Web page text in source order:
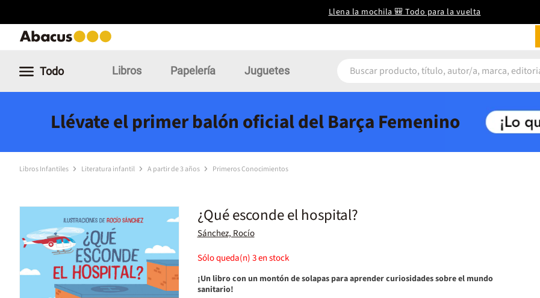
Llena la mochila 🎒 Todo para la vuelta
Todo Libros Papelería Juguetes
Llévate el primer balón oficial del Barça Femenino
Libros Infantiles Literatura infantil A partir de 3 años Primeros Conocimientos
¿Qué esconde el hospital?
Sánchez, Rocío
Sólo queda(n)3en stock
¡Un libro con un montón de solapas para aprender curiosidades sobre el mundo
sanitario!